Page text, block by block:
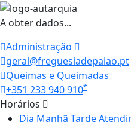
A obter dados...
Administração
geral@freguesiadepaiao.pt
Queimas e Queimadas
+351 233 940 910*
Horários
Dia Manhã Tarde